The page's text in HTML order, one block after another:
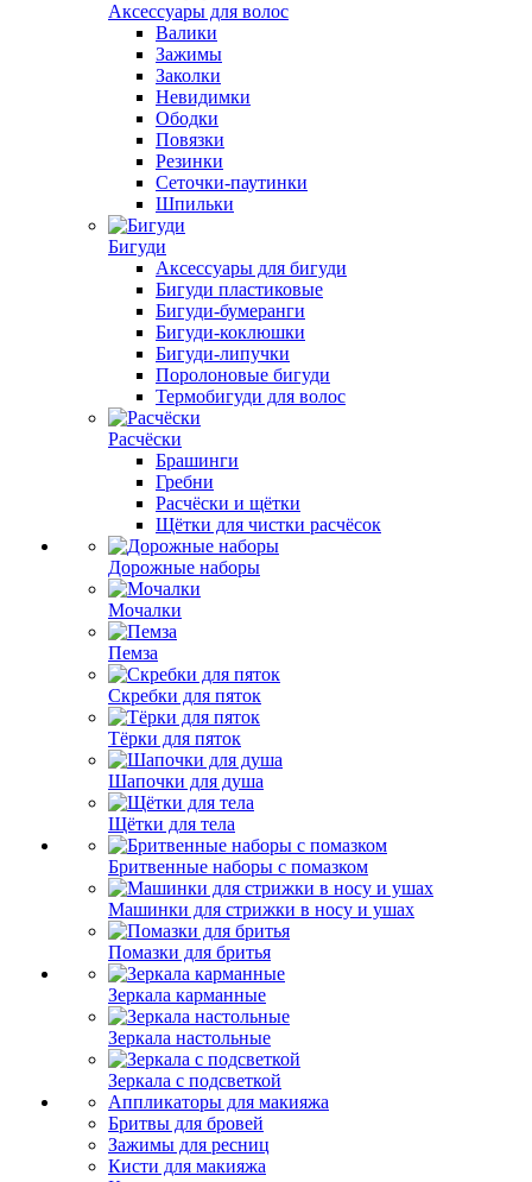
Аксессуары для волос
Валики
Зажимы
Заколки
Невидимки
Ободки
Повязки
Резинки
Сеточки-паутинки
Шпильки
Бигуди
Аксессуары для бигуди
Бигуди пластиковые
Бигуди-бумеранги
Бигуди-коклюшки
Бигуди-липучки
Поролоновые бигуди
Термобигуди для волос
Расчёски
Брашинги
Гребни
Расчёски и щётки
Щётки для чистки расчёсок
Дорожные наборы
Мочалки
Пемза
Скребки для пяток
Тёрки для пяток
Шапочки для душа
Щётки для тела
Бритвенные наборы с помазком
Машинки для стрижки в носу и ушах
Помазки для бритья
Зеркала карманные
Зеркала настольные
Зеркала с подсветкой
Аппликаторы для макияжа
Бритвы для бровей
Зажимы для ресниц
Кисти для макияжа